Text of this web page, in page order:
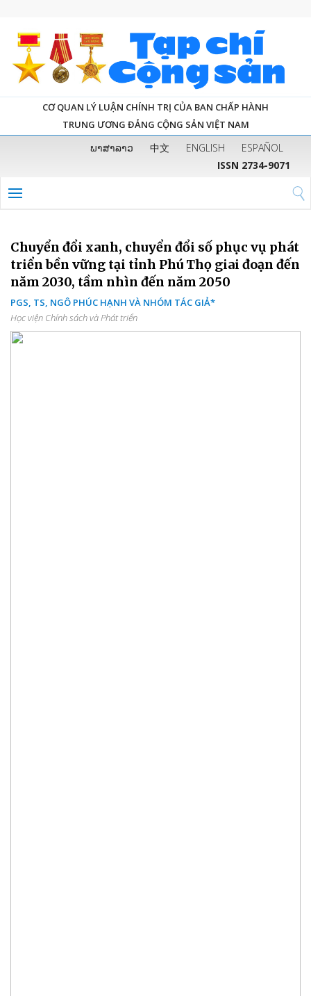
CƠ QUAN LÝ LUẬN CHÍNH TRỊ CỦA BAN CHẤP HÀNH
TRUNG ƯƠNG ĐẢNG CỘNG SẢN VIỆT NAM
ພາສາລາວ 中文 ENGLISH
ESPAÑOL
ISSN 2734-9071
Chuyển đổi xanh, chuyển đổi số phục vụ phát
triển bền vững tại tỉnh Phú Thọ giai đoạn đến
năm 2030, tầm nhìn đến năm 2050
PGS, TS, NGÔ PHÚC HẠNH VÀ NHÓM TÁC GIẢ*
Học viện Chính sách và Phát triển